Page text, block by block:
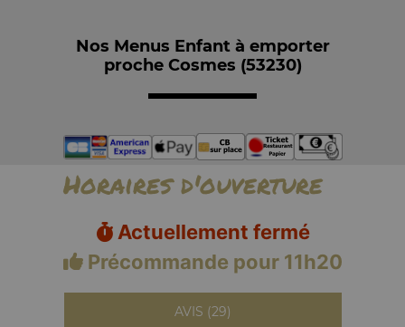
Nos Menus Enfant à emporter
proche Cosmes (53230)
Horaires d'ouverture
Actuellement fermé
Précommande pour 11h20
AVIS (29)